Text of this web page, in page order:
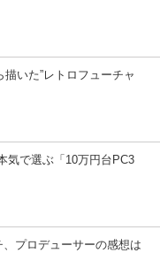
いた”レトロフューチャ
気で選ぶ「10万円台PC3
、プロデューサーの感想は